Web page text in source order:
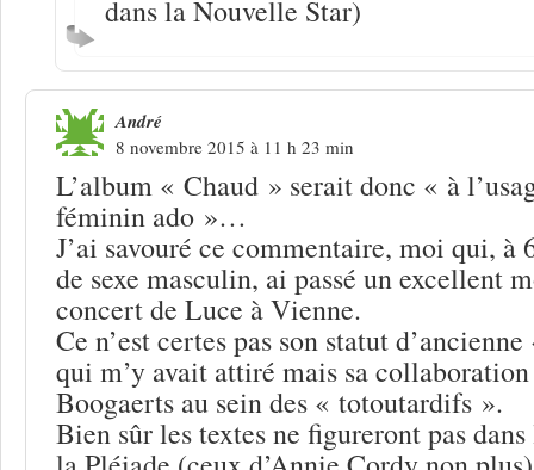
dans la Nouvelle Star)
André
8 novembre 2015 à 11 h 23 min
L’album « Chaud » serait donc « à
féminin ado »…
J’ai savouré ce commentaire, moi qui, à
de sexe masculin, ai passé un excellent
concert de Luce à Vienne.
Ce n’est certes pas son statut
qui m’y avait attiré mais sa
Boogaerts au sein des « totoutardifs ».
Bien sûr les textes ne figureront pas